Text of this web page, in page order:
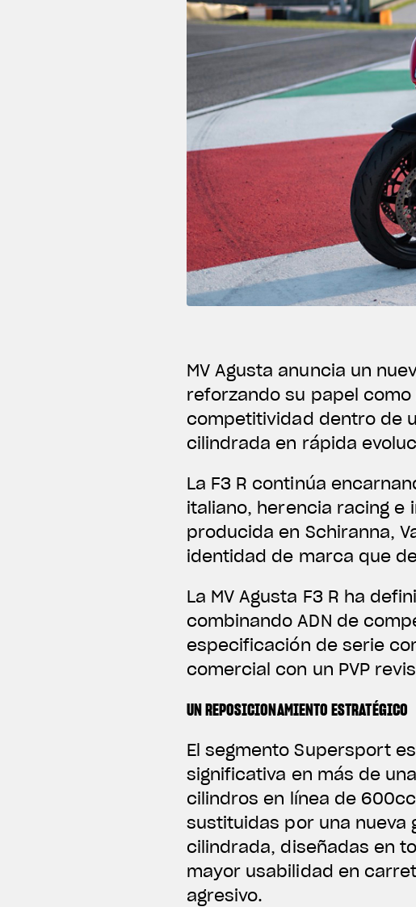
MV Agusta anuncia un
reforzando su papel
competitividad dentro de
cilindrada en rápida
La F3 R continúa
italiano, herencia racing e
producida en Schiranna,
identidad de marca que
La MV Agusta F3 R ha
combinando ADN de
especificación de serie
comercial con un PVP
UN REPOSICIONAMIENTO ESTRATÉGICO
El segmento Supersport
significativa en más de
cilindros en línea de
sustituidas por una
cilindrada, diseñadas en
mayor usabilidad en
agresivo.